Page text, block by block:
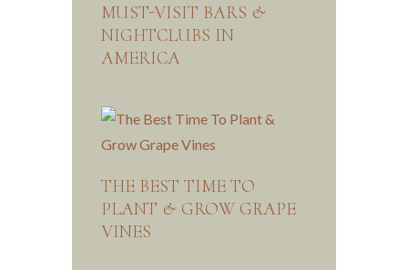
MUST-VISIT BARS &
NIGHTCLUBS IN
AMERICA
THE BEST TIME TO
PLANT & GROW GRAPE
VINES